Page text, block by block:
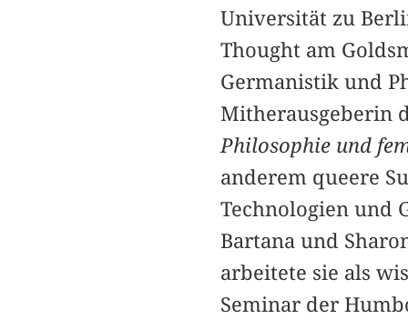
Universität zu
Thought am
Germanistik und
Mitherausgeberin
Philosophie und
anderem queere
Technologien und
Bartana und
arbeitete sie als
Seminar der